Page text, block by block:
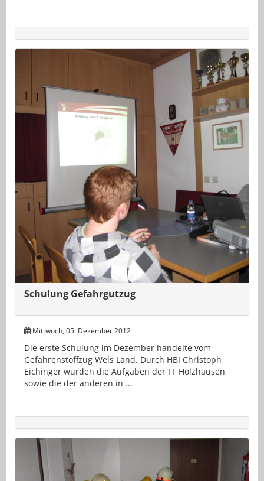
Schulung Gefahrgutzug
Mittwoch, 05. Dezember 2012
Die erste Schulung im Dezember handelte vom
Gefahrenstoffzug Wels Land. Durch HBI Christoph
Eichinger wurden die Aufgaben der FF Holzhausen
sowie die der anderen in ...